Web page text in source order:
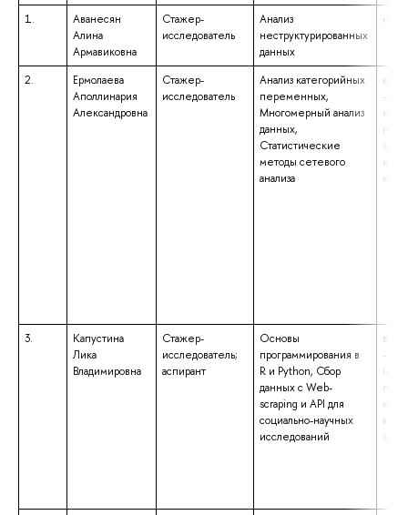
1.
Аванесян
Алина
Армавиковна
Стажер-
исследователь
Анализ
неструктурированных
данных
не
2.
Ермолаева
Аполлинария
Александровна
Стажер-
исследователь
Анализ категорийных
переменных,
Многомерный анализ
данных,
Статистические
методы сетевого
анализа
–
3.
Капустина
Лика
Владимировна
Стажер-
исследователь;
аспирант
Основы
программирования в
R и Python, Сбор
данных с Web-
scraping и API для
социально-научных
исследований
–